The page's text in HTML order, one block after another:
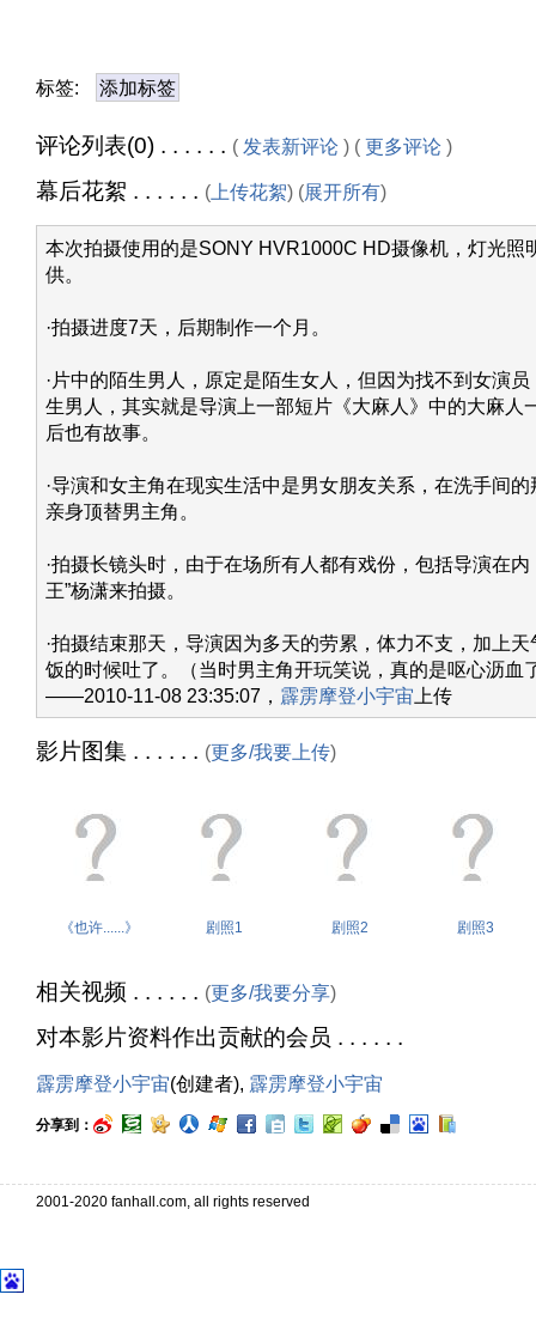
标签: 添加标签
评论列表(0) . . . . . . ( 发表新评论 ) ( 更多评论 )
幕后花絮 . . . . . . ( 上传花絮) (展开所有)
本次拍摄使用的是SONY HVR1000C HD摄像机，灯光照
供。
·拍摄进度7天，后期制作一个月。
·片中的陌生男人，原定是陌生女人，但因为找不到女演
生男人，其实就是导演上一部短片《大麻人》中的大麻人
后也有故事。
·导演和女主角在现实生活中是男女朋友关系，在洗手间
亲身顶替男主角。
·拍摄长镜头时，由于在场所有人都有戏份，包括导演在内
王”杨潇来拍摄。
·拍摄结束那天，导演因为多天的劳累，体力不支，加上
饭的时候吐了。（当时男主角开玩笑说，真的是呕心沥血
——2010-11-08 23:35:07， 霹雳摩登小宇宙 上传
影片图集 . . . . . . (更多/我要上传)
《也许......》 剧照1 剧照2 剧照3
相关视频 . . . . . . (更多/我要分享)
对本影片资料作出贡献的会员 . . . . . .
霹雳摩登小宇宙(创建者), 霹雳摩登小宇宙
分享到：
2001-2020 fanhall.com, all rights reserved